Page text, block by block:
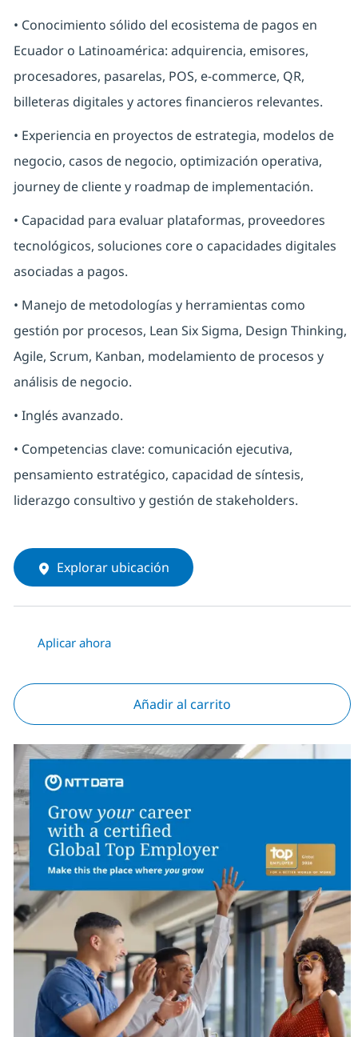
• Conocimiento sólido del ecosistema de pagos en
Ecuador o Latinoamérica: adquirencia, emisores,
procesadores, pasarelas, POS, e-commerce, QR,
billeteras digitales y actores financieros relevantes.
• Experiencia en proyectos de estrategia, modelos de
negocio, casos de negocio, optimización operativa,
journey de cliente y roadmap de implementación.
• Capacidad para evaluar plataformas, proveedores
tecnológicos, soluciones core o capacidades digitales
asociadas a pagos.
• Manejo de metodologías y herramientas como
gestión por procesos, Lean Six Sigma, Design Thinking,
Agile, Scrum, Kanban, modelamiento de procesos y
análisis de negocio.
• Inglés avanzado.
• Competencias clave: comunicación ejecutiva,
pensamiento estratégico, capacidad de síntesis,
liderazgo consultivo y gestión de stakeholders.
Explorar ubicación
Aplicar ahora
Añadir al carrito